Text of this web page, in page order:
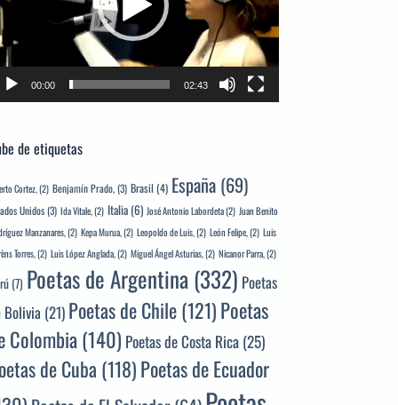
00:00 02:43
de etiquetas
Cortez,(2) Benjamín Prado,(3) Brasil (4) España (69)
Unidos(3) Ida Vitale,(2) Italia (6) José Antonio Labordeta(2) Juan Benito
Manzanares,(2) Kepa Murua,(2) Leopoldo de Luis,(2) León Felipe,(2) Luis
Torres,(2) Luis López Anglada,(2) Miguel Ángel Asturias,(2) Nicanor Parra,(2)
(7) Poetas de Argentina(332) Poetas
Bolivia(21) Poetas de Chile(121)Poetas
Colombia(140) Poetas de Costa Rica(25)
de Cuba (118)Poetas de Ecuador